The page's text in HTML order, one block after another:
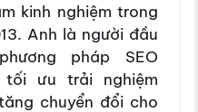
kinh nghiệm trong
Anh là người đầu
pháp SEO
tối ưu trải nghiệm
chuyển đổi cho